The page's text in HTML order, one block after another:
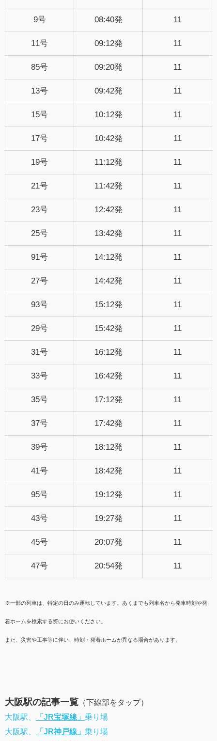
9号 08:40発 11
11号 09:12発 11
85号 09:20発 11
13号 09:42発 11
15号 10:12発 11
17号 10:42発 11
19号 11:12発 11
21号 11:42発 11
23号 12:42発 11
25号 13:42発 11
91号 14:12発 11
27号 14:42発 11
93号 15:12発 11
29号 15:42発 11
31号 16:12発 11
33号 16:42発 11
35号 17:12発 11
37号 17:42発 11
39号 18:12発 11
41号 18:42発 11
95号 19:12発 11
43号 19:27発 11
45号 20:07発 11
47号 20:54発 11
※一部の列車は、特定の日のみ運転しています。あくまでも列車名から発車時刻や発
着ホームを検索する際にお使いください。
また、災害や工事等に伴い、時刻・発着ホームが異なる場合があります。
大阪駅の記事一覧 （下線部をタップ）
大阪駅、
「JR宝塚線」 乗り場
大阪駅、
「JR神戸線」 乗り場